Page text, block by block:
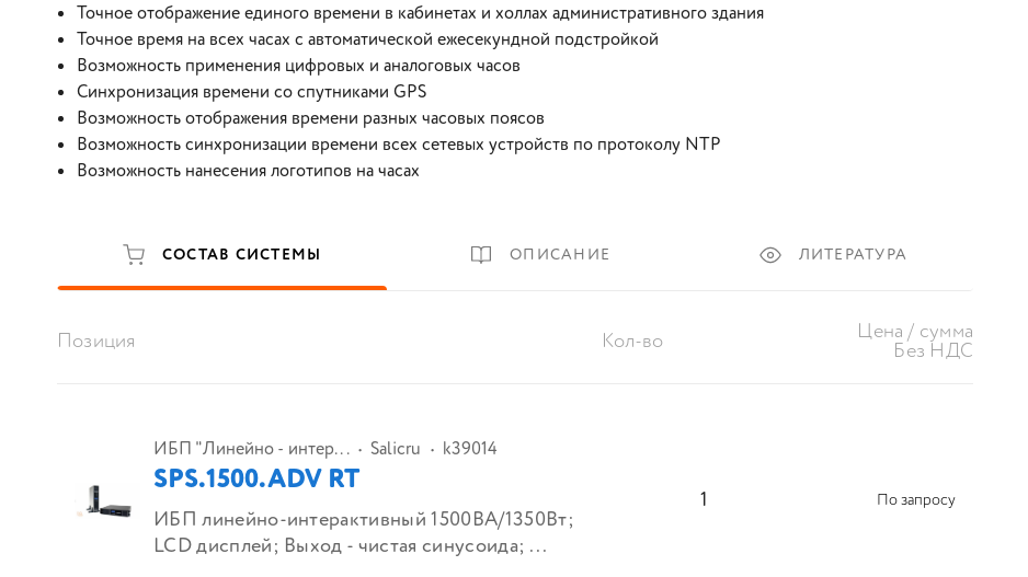
Точное отображение единого времени в кабинетах и холлах административного здания
Точное время на всех часах с автоматической ежесекундной подстройкой
Возможность применения цифровых и аналоговых часов
Синхронизация времени со спутниками GPS
Возможность отображения времени разных часовых поясов
Возможность синхронизации времени всех сетевых устройств по протоколу NTP
Возможность нанесения логотипов на часах
СОСТАВ СИСТЕМЫ ОПИСАНИЕ ЛИТЕРАТУРА
Позиция Кол-во Цена / сумма
Без НДС
ИБП "Линейно - интер... Salicru k39014
SPS.1500.ADV RT
ИБП линейно-интерактивный 1500ВА/1350Вт;
LCD дисплей; Выход - чистая синусоида; ...
1 По запросу